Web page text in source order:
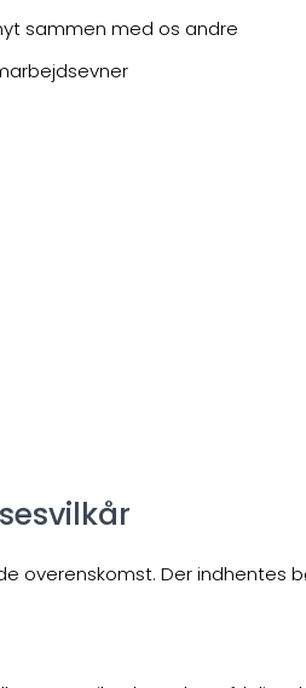
sammen med os andre
overenskomst. Der indhentes